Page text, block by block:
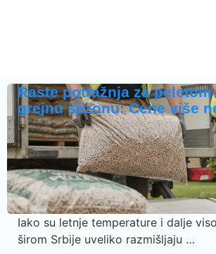
Raste potražnja za peletom
grejnu sezonu: Cene više
Iako su letnje temperature i dalje
širom Srbije uveliko razmišljaju …